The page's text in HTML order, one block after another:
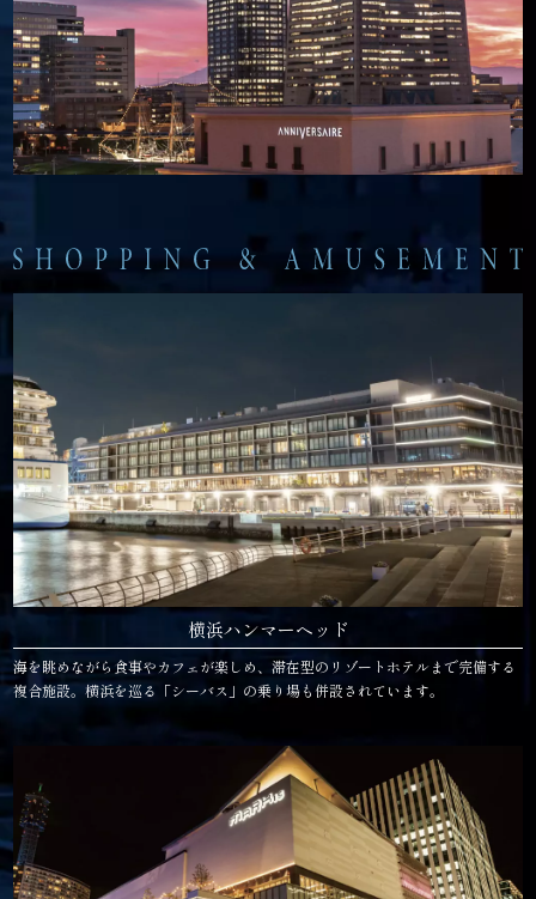
横浜ハンマーヘッド
海を眺めながら食事やカフェが楽しめ、滞在型のリゾートホテルまで完備する
複合施設。横浜を巡る「シーバス」の乗り場も併設されています。